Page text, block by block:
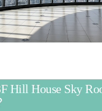
Hill House Sky